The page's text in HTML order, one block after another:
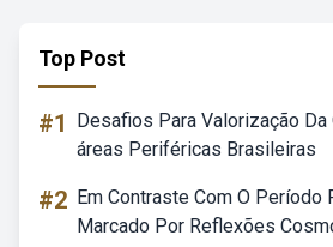
Top Post
#1
Desafios Para Valorização Da
áreas Periféricas Brasileiras
#2 Em Contraste Com O Período
Marcado Por Reflexões